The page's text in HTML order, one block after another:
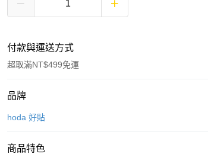
付款與運送方式
超取滿NT$499免運
付款方式
信用卡一次付款
品牌
hoda 好貼
商品特色